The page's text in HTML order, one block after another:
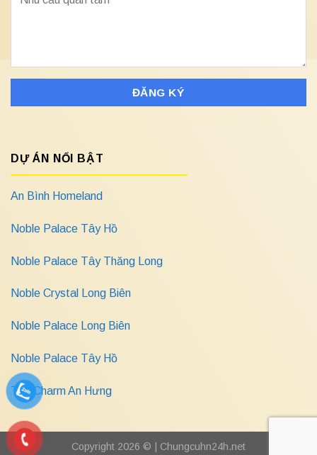
DỰ ÁN NỔI BẬT
An Bình Homeland
Noble Palace Tây Hồ
Noble Palace Tây Thăng Long
Noble Crystal Long Biên
Noble Palace Long Biên
Noble Palace Tây Hồ
The Charm An Hưng
Copyright 2026 © | Chungcuhn24h.net